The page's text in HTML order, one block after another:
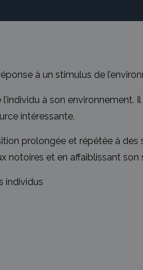
à un stimulus de
à son environnement.
intéressante.
prolongée et répétée à
et en affaiblissant son
individus